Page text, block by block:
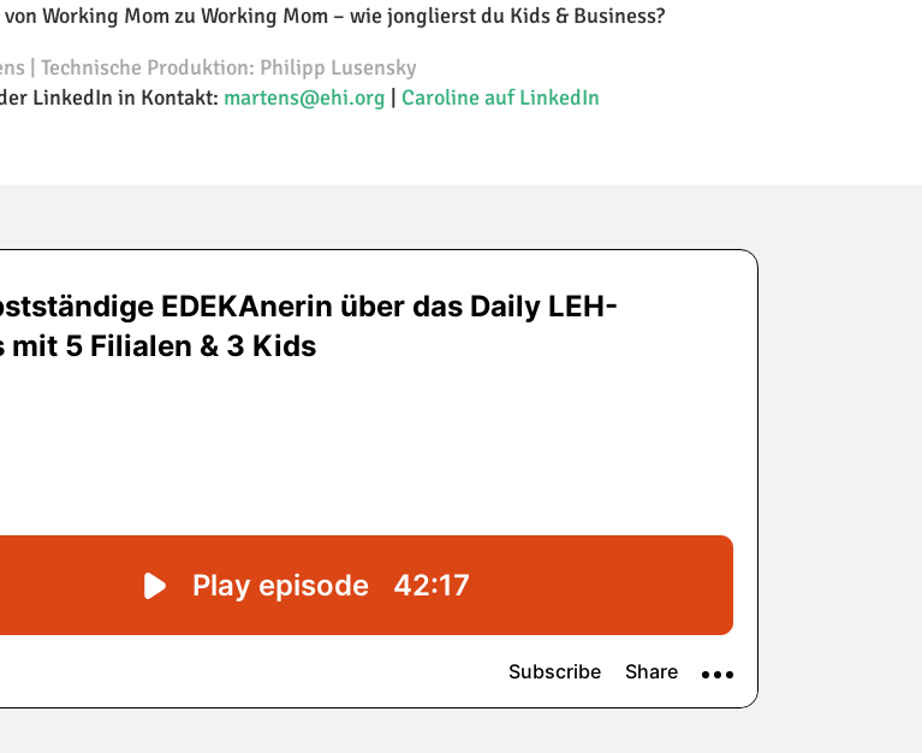
Working Mom zu Working Mom – wie jonglierst du Kids & Business?
| Technische Produktion: Philipp Lusensky
LinkedIn in Kontakt: martens@ehi.org | Caroline auf LinkedIn